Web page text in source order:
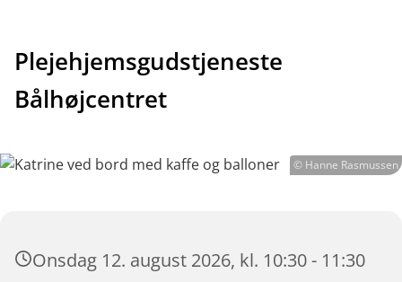
Plejehjemsgudstjeneste
Bålhøjcentret
© Hanne Rasmussen
Onsdag 12. august 2026, kl. 10:30 - 11:30